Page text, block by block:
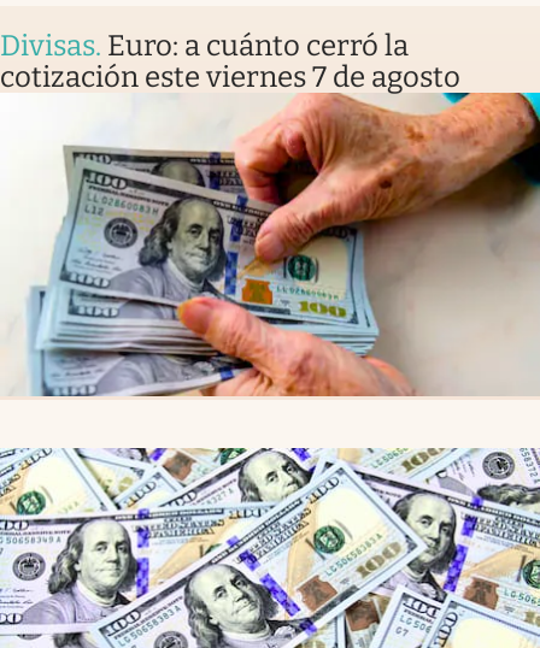
Divisas. Euro: a cuánto cerró la
cotización este viernes 7 de agosto